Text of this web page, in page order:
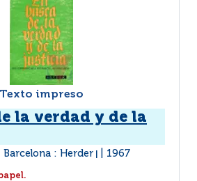
Texto impreso
la verdad y de la
Barcelona : Herder 1967